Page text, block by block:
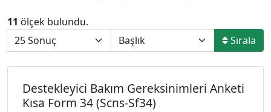
11 ölçek bulundu.
Sırala
Destekleyici Bakım Gereksinimleri Anketi
Kısa Form 34 (Scns-Sf34)